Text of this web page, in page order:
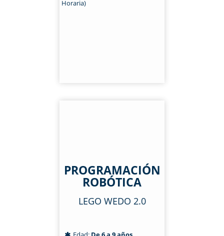
Horaria)
PROGRAMACIÓN
ROBÓTICA
LEGO WEDO 2.0